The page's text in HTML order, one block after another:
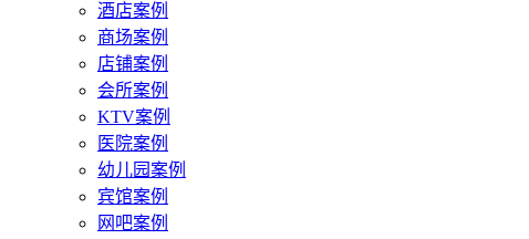
酒店案例
商场案例
店铺案例
会所案例
KTV案例
医院案例
幼儿园案例
宾馆案例
网吧案例